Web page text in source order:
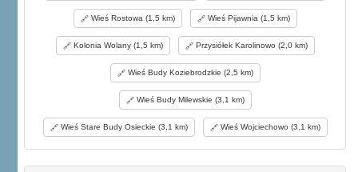
Wieś Rostowa (1,5 km) Wieś Pijawnia (1,5 km)
Kolonia Wolany (1,5 km) Przysiółek Karolinowo (2,0 km)
Wieś Budy Koziebrodzkie (2,5 km)
Wieś Budy Milewskie (3,1 km)
Wieś Stare Budy Osieckie (3,1 km) Wieś Wojciechowo (3,1 km)